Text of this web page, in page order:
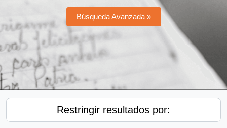
Búsqueda Avanzada »
Restringir resultados por: